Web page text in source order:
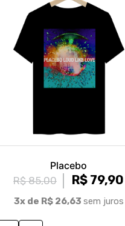
Placebo
R$ 85,00
R$ 79,90
3x de R$ 26,63 sem juros